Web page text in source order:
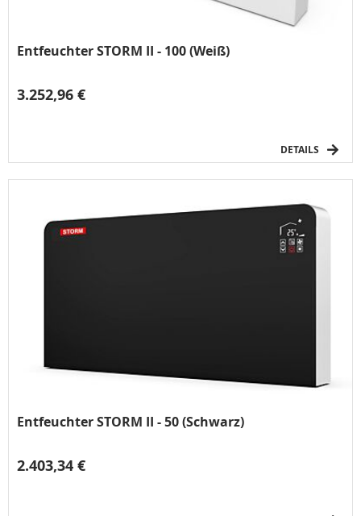
Entfeuchter STORM II - 100 (Weiß)
3.252,96 €
DETAILS
Entfeuchter STORM II - 50 (Schwarz)
2.403,34 €